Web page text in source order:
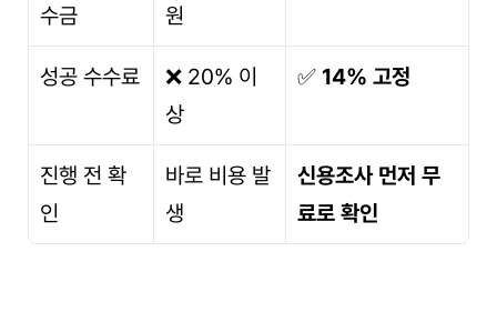
수금
원
성공 수수료
❌ 20% 이
상
✅ 14% 고정
진행 전 확
인
바로 비용 발
생
신용조사 먼저 무
료로 확인